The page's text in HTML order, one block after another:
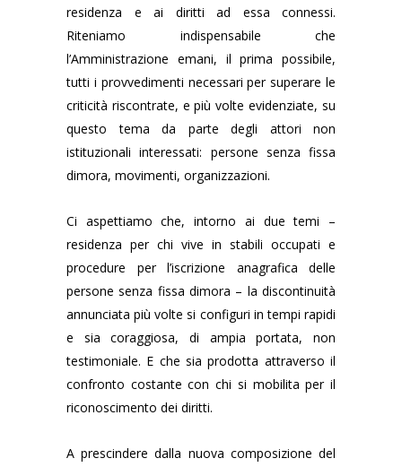
residenza e ai diritti ad essa connessi.
Riteniamo indispensabile che
l’Amministrazione emani, il prima possibile,
tutti i provvedimenti necessari per superare le
criticità riscontrate, e più volte evidenziate, su
questo tema da parte degli attori non
istituzionali interessati: persone senza fissa
dimora, movimenti, organizzazioni.
Ci aspettiamo che, intorno ai due temi –
residenza per chi vive in stabili occupati e
procedure per l’iscrizione anagrafica delle
persone senza fissa dimora – la discontinuità
annunciata più volte si configuri in tempi rapidi
e sia coraggiosa, di ampia portata, non
testimoniale. E che sia prodotta attraverso il
confronto costante con chi si mobilita per il
riconoscimento dei diritti.
A prescindere dalla nuova composizione del